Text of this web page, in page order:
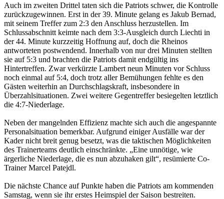
Auch im zweiten Drittel taten sich die Patriots schwer, die Kontrolle
zurückzugewinnen. Erst in der 39. Minute gelang es Jakub Bernad,
mit seinem Treffer zum 2:3 den Anschluss herzustellen. Im
Schlussabschnitt keimte nach dem 3:3-Ausgleich durch Liechti in
der 44. Minute kurzzeitig Hoffnung auf, doch die Rheinos
antworteten postwendend. Innerhalb von nur drei Minuten stellten
sie auf 5:3 und brachten die Patriots damit endgültig ins
Hintertreffen. Zwar verkürzte Lambert neun Minuten vor Schluss
noch einmal auf 5:4, doch trotz aller Bemühungen fehlte es den
Gästen weiterhin an Durchschlagskraft, insbesondere in
Überzahlsituationen. Zwei weitere Gegentreffer besiegelten letztlich
die 4:7-Niederlage.
Neben der mangelnden Effizienz machte sich auch die angespannte
Personalsituation bemerkbar. Aufgrund einiger Ausfälle war der
Kader nicht breit genug besetzt, was die taktischen Möglichkeiten
des Trainerteams deutlich einschränkte. „Eine unnötige, wie
ärgerliche Niederlage, die es nun abzuhaken gilt“, resümierte Co-
Trainer Marcel Patejdl.
Die nächste Chance auf Punkte haben die Patriots am kommenden
Samstag, wenn sie ihr erstes Heimspiel der Saison bestreiten.